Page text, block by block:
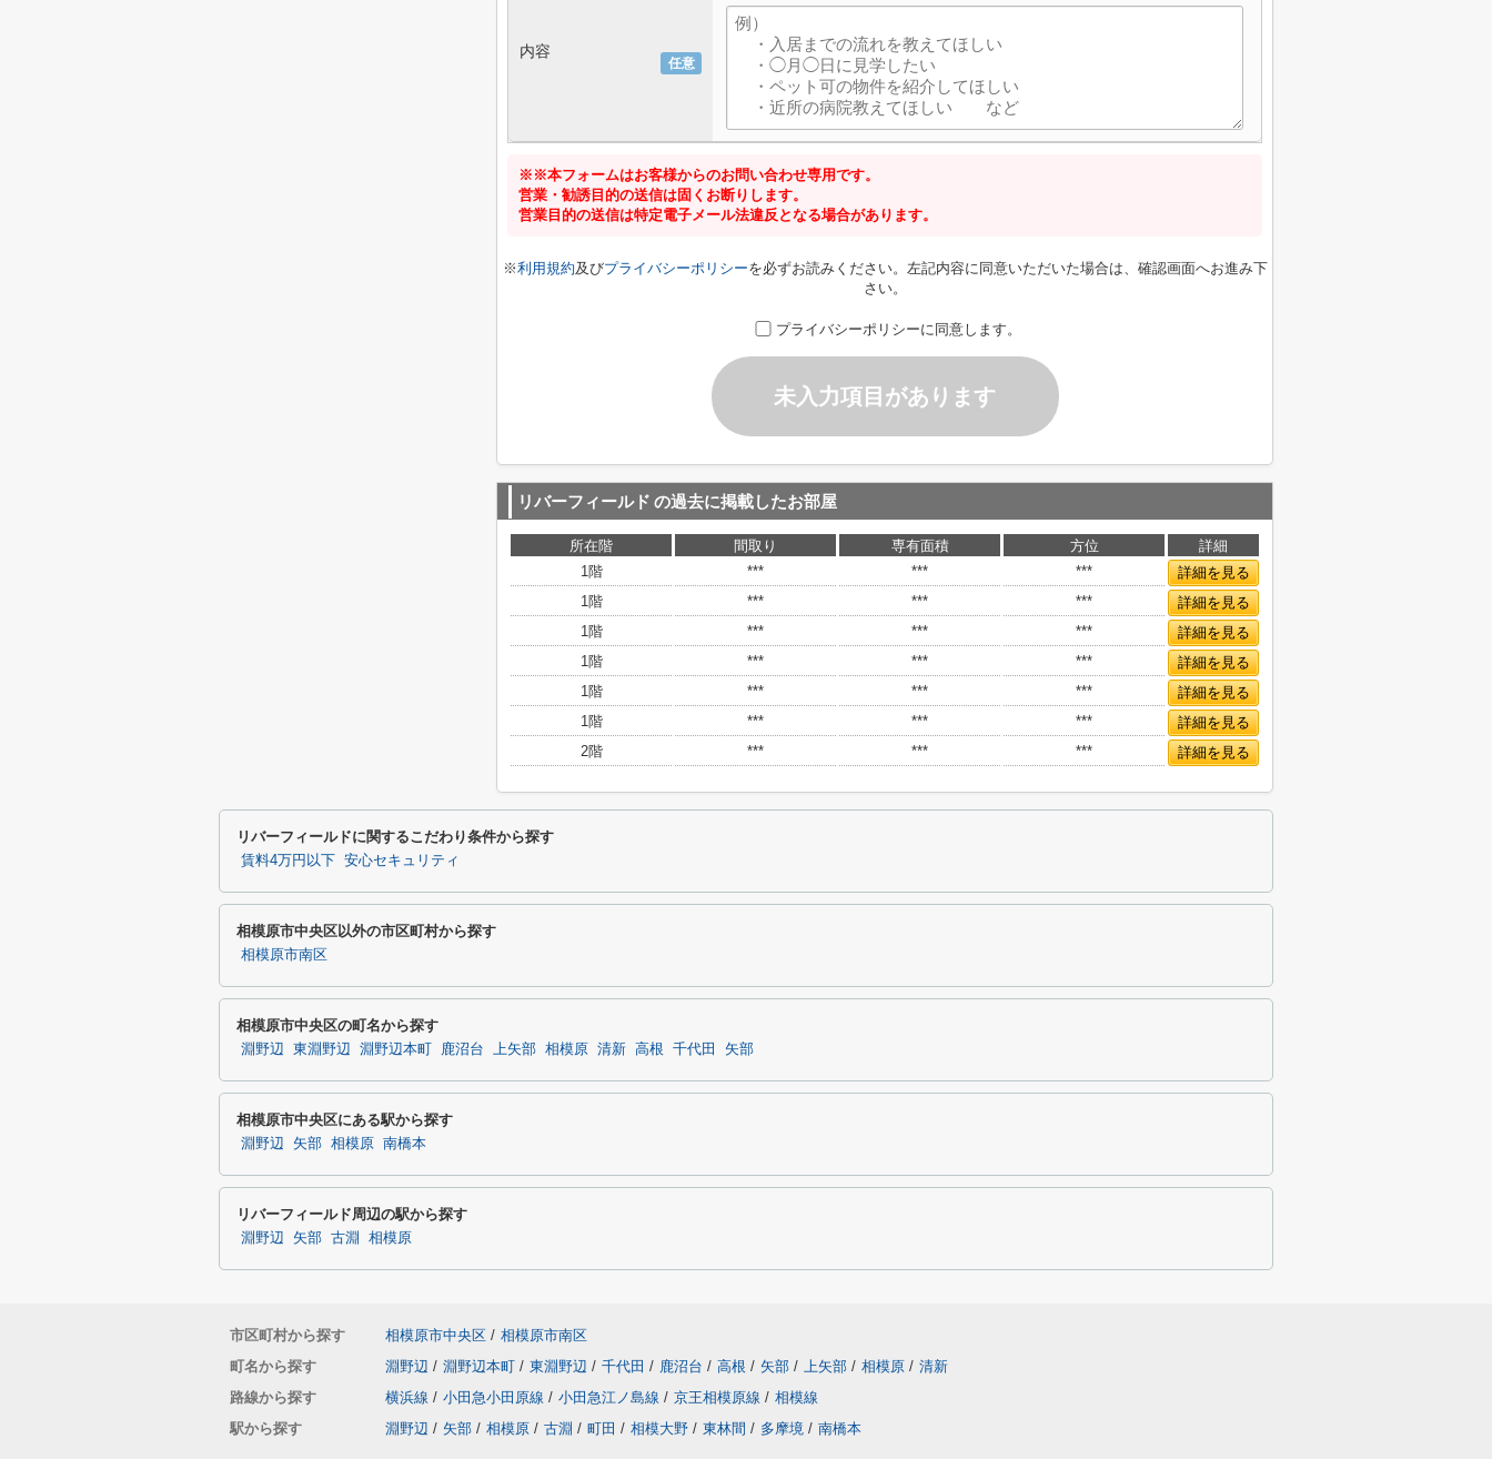
任意
内容
※※本フォームはお客様からのお問い合わせ専用です。
営業・勧誘目的の送信は固くお断りします。
営業目的の送信は特定電子メール法違反となる場合があります。
※利用規約及びプライバシーポリシーを必ずお読みください。左記内容に同意いただいた場合は、確認画面へお進み下
さい。
プライバシーポリシーに同意します。
未入力項目があります
リバーフィールド の過去に掲載したお部屋
所在階 間取り 専有面積 方位
詳細
1階
*** *** ***
詳細を見る
1階
*** *** ***
詳細を見る
1階
*** *** ***
詳細を見る
1階
*** *** ***
詳細を見る
1階
*** *** ***
詳細を見る
1階
*** *** ***
詳細を見る
2階
*** *** *** 詳細を見る
リバーフィールドに関するこだわり条件から探す
賃料4万円以下 安心セキュリティ
相模原市中央区以外の市区町村から探す
相模原市南区
相模原市中央区の町名から探す
淵野辺 東淵野辺 淵野辺本町 鹿沼台 上矢部 相模原 清新 高根 千代田 矢部
相模原市中央区にある駅から探す
淵野辺 矢部 相模原 南橋本
リバーフィールド周辺の駅から探す
淵野辺 矢部 古淵 相模原
市区町村から探す 相模原市中央区 / 相模原市南区
町名から探す
淵野辺 / 淵野辺本町 / 東淵野辺 / 千代田 / 鹿沼台 / 高根 / 矢部 / 上矢部 / 相模原 / 清新
路線から探す
横浜線 / 小田急小田原線 / 小田急江ノ島線 / 京王相模原線 / 相模線
駅から探す
淵野辺 / 矢部 / 相模原 / 古淵 / 町田 / 相模大野 / 東林間 / 多摩境 / 南橋本